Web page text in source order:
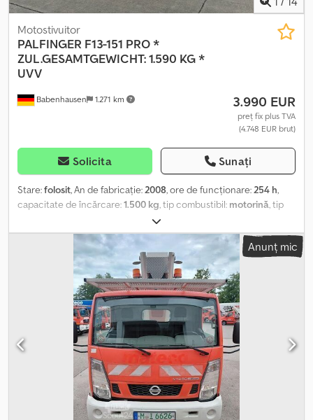
Babenhausen 1.271 km
Motostivuitor
PALFINGER F13-151 PRO *
ZUL.GESAMTGEWICHT: 1.590 KG *
UVV
3.990 EUR
preț fix plus TVA
(4.748 EUR brut)
Solicita Sunați
Stare:folosit, An de fabricație:2008, ore de funcționare:254 h,
capacitate de încărcare:1.500 kg, tip combustibil: motorină, tip
, PALFINGER STIVUITOR CU ÎNCĂRCARE
LATERALĂ F13-151 PRO FOARTE ÎNTREȚINUT ----ISTORIC VEHICUL
* VEHICUL GERMAN * VIDEO DISPONIBIL LA CERERE ECHIPARE
VEHICUL * TIP: F13-151 PRO * 254 ORE DE FUNCȚIONARE * AN DE
FABRICAȚIE: 2008 * GREUTATE PROPRIE: 1.590 KG * CAPACITATE
DE RIDICARE: 1,5 T * ULTIMA VERIFICARE UVV: 7 / 2023 * INSPECȚIE
UVV LA CERERE Crjdpermhzdsfx Amyof ----DECLARAȚIA DE
EXPORT, VAMĂ EXW ÎN 10 MIN. (EXPORTATOR AUTORIZAT)
NUMERE DE ÎNMATRICULARE DE 5, 15, 30 ZILE ȘI 15 ZILE PENTRU
AUSTRIA EURO 1 FIȘĂ TEHNICĂ (DATA TECNICI) REZERVAREA
VEHICULULUI DOAR PRIN FUNCȚIA DE E-MAIL REZERVĂRILE
VERBALE NU SUNT VALIDE Pentru vânzările în UE și către țări terțe
se percepe un depozit minim de 500,00 € / 1.000,00 € Modificări,
erori și vânzare prealabilă sunt rezervate! Mai multe vehicule
Anunț mic